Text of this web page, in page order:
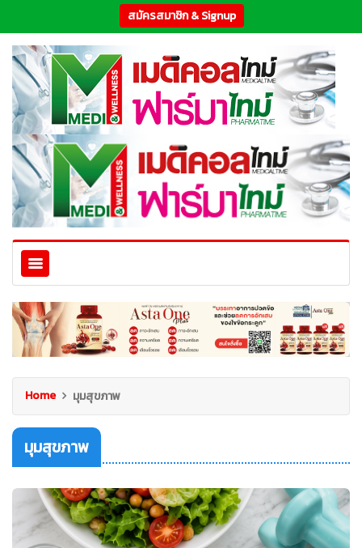
สมัครสมาชิก & Signup
Home มุมสุขภาพ
มุมสุขภาพ